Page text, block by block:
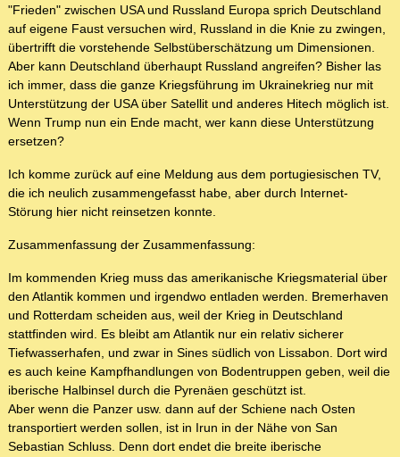
"Frieden" zwischen USA und Russland Europa sprich Deutschland
auf eigene Faust versuchen wird, Russland in die Knie zu zwingen,
übertrifft die vorstehende Selbstüberschätzung um Dimensionen.
Aber kann Deutschland überhaupt Russland angreifen? Bisher las
ich immer, dass die ganze Kriegsführung im Ukrainekrieg nur mit
Unterstützung der USA über Satellit und anderes Hitech möglich ist.
Wenn Trump nun ein Ende macht, wer kann diese Unterstützung
ersetzen?
Ich komme zurück auf eine Meldung aus dem portugiesischen TV,
die ich neulich zusammengefasst habe, aber durch Internet-
Störung hier nicht reinsetzen konnte.
Zusammenfassung der Zusammenfassung:
Im kommenden Krieg muss das amerikanische Kriegsmaterial über
den Atlantik kommen und irgendwo entladen werden. Bremerhaven
und Rotterdam scheiden aus, weil der Krieg in Deutschland
stattfinden wird. Es bleibt am Atlantik nur ein relativ sicherer
Tiefwasserhafen, und zwar in Sines südlich von Lissabon. Dort wird
es auch keine Kampfhandlungen von Bodentruppen geben, weil die
iberische Halbinsel durch die Pyrenäen geschützt ist.
Aber wenn die Panzer usw. dann auf der Schiene nach Osten
transportiert werden sollen, ist in Irun in der Nähe von San
Sebastian Schluss. Denn dort endet die breite iberische